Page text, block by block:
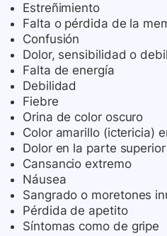
Estreñimiento
Falta o pérdida de la
Confusión
Dolor, sensibilidad o
Falta de energía
Debilidad
Fiebre
Orina de color oscuro
Color amarillo (ictericia)
Dolor en la parte
Cansancio extremo
Náusea
Sangrado o moretones
Pérdida de apetito
Síntomas como de gripe